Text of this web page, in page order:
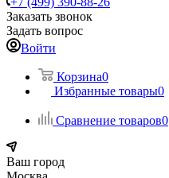
Заказать звонок
Задать вопрос
Войти
Корзина0
Избранные товары0
Сравнение товаров0
Ваш город